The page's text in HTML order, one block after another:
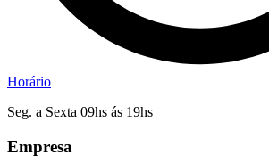
Horário
Seg. a Sexta 09hs ás 19hs
Empresa